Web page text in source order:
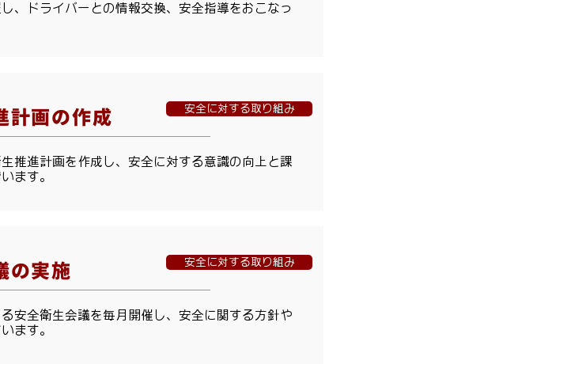
、ドライバーとの情報交換、安全指導をおこなっ
計画の作成 安全に対する取り組み
推進計画を作成し、安全に対する意識の向上と課
ます。
の実施 安全に対する取り組み
安全衛生会議を毎月開催し、安全に関する方針や
ます。